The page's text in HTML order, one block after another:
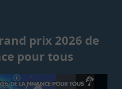
prix 2026 de
pour tous